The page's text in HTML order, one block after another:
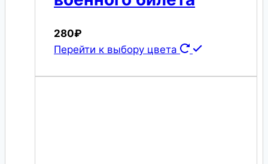
280₽
Перейти к выбору цвета